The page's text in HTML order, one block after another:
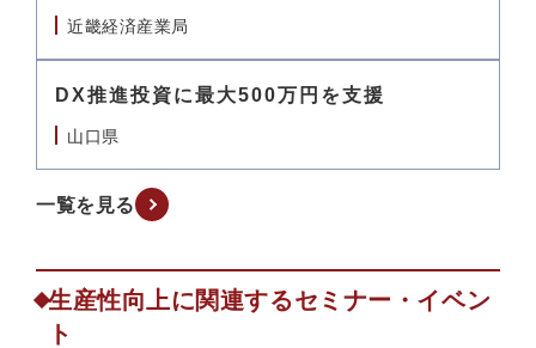
近畿経済産業局
DX推進投資に最大500万円を支援
山口県
一覧を見る
生産性向上に関連するセミナー・イベン
ト